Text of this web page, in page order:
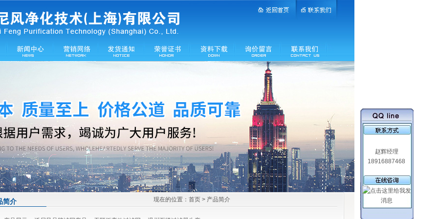
赵辉经理
18916887468
简介 现在的位置： 首页 > 产品简介